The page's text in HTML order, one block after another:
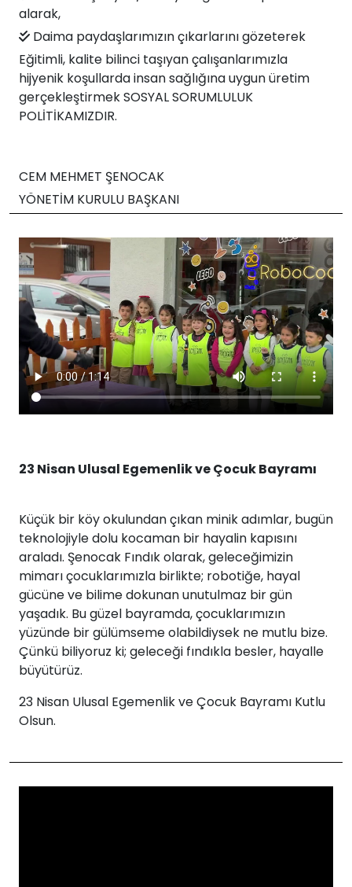
alarak,
Daima paydaşlarımızın çıkarlarını gözeterek
Eğitimli, kalite bilinci taşıyan çalışanlarımızla
hijyenik koşullarda insan sağlığına uygun üretim
gerçekleştirmek SOSYAL SORUMLULUK
POLİTİKAMIZDIR.
CEM MEHMET ŞENOCAK
YÖNETİM KURULU BAŞKANI
23 Nisan Ulusal Egemenlik ve Çocuk Bayramı
Küçük bir köy okulundan çıkan minik adımlar, bugün
teknolojiyle dolu kocaman bir hayalin kapısını
araladı. Şenocak Fındık olarak, geleceğimizin
mimarı çocuklarımızla birlikte; robotiğe, hayal
gücüne ve bilime dokunan unutulmaz bir gün
yaşadık. Bu güzel bayramda, çocuklarımızın
yüzünde bir gülümseme olabildiysek ne mutlu bize.
Çünkü biliyoruz ki; geleceği fındıkla besler, hayalle
büyütürüz.
23 Nisan Ulusal Egemenlik ve Çocuk Bayramı Kutlu
Olsun.